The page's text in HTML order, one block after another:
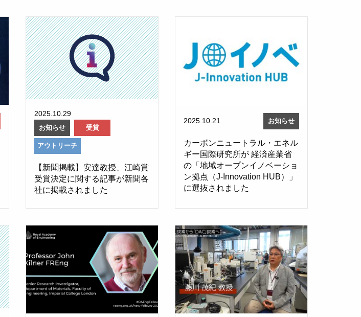
2025.10.29
お知らせ 受賞
アウトリーチ
【新聞掲載】安達教授、江崎賞
受賞決定に関する記事が新聞各
社に掲載されました
2025.10.21 お知らせ
カーボンニュートラル・エネル
ギー国際研究所が 経済産業省
の「地域オープンイノベーショ
ン拠点（J-Innovation HUB）」
に選抜されました